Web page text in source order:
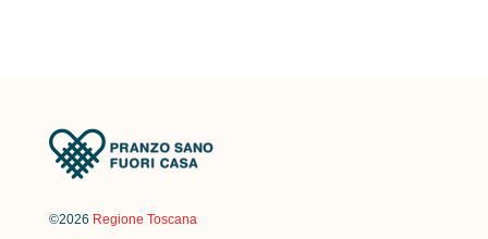
©2026 Regione Toscana